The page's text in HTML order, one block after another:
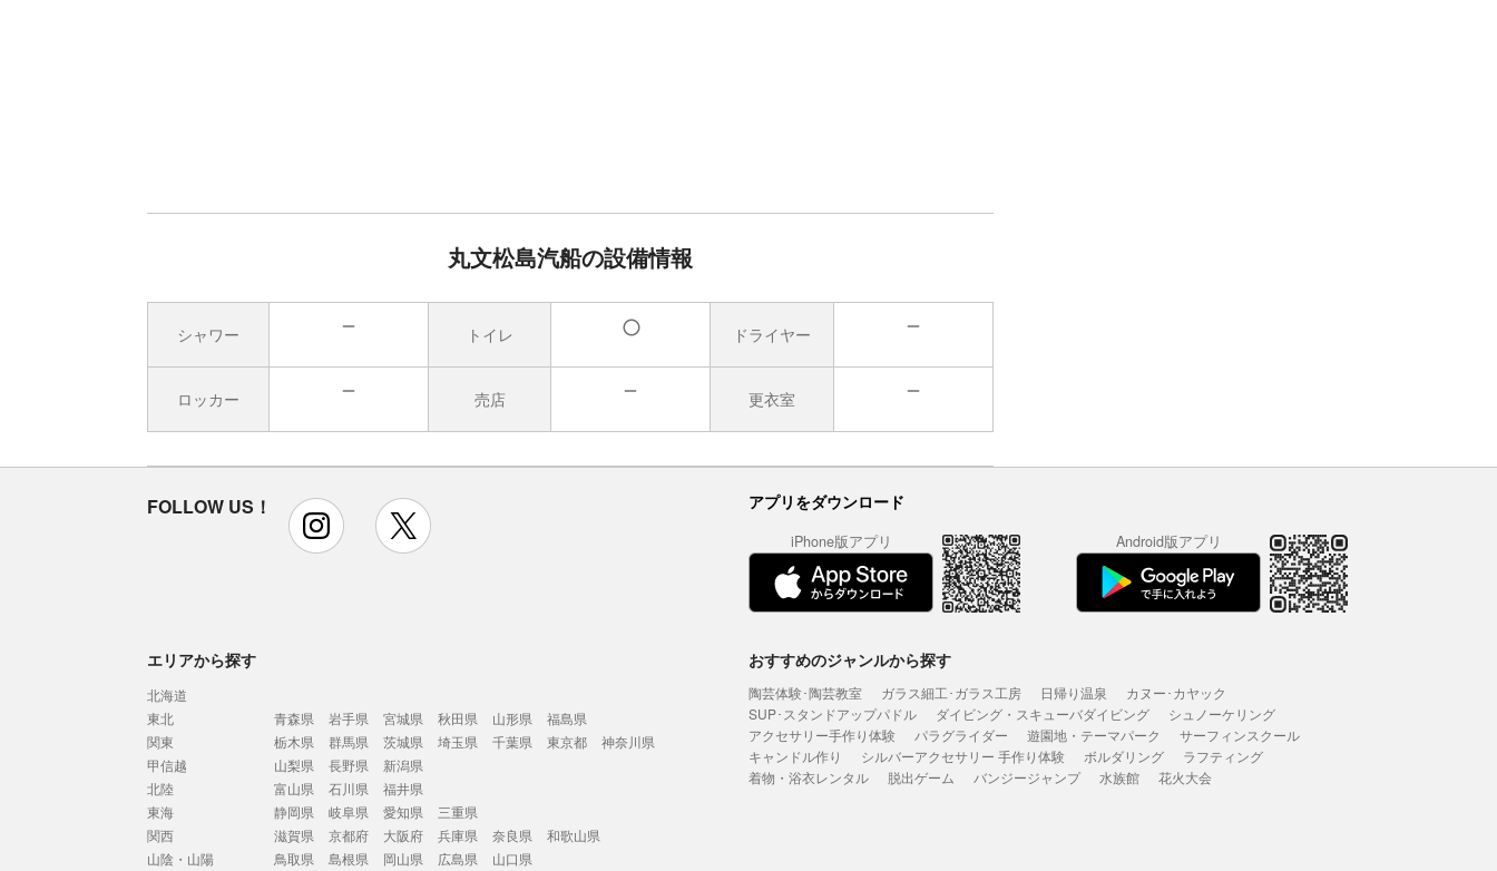
丸文松島汽船の設備情報
シャワー トイレ ドライヤー
ロッカー 売店 更衣室
FOLLOW US！ instagram アプリをダウンロード
iPhone版アプリ Android版アプリ
エリアから探す
北海道
東北
青森県 岩手県 宮城県 秋田県 山形県
福島県
関東
栃木県 群馬県 茨城県 埼玉県 千葉県 東京都
神奈川県
甲信越
山梨県 長野県
新潟県
北陸
富山県 石川県
福井県
東海
静岡県 岐阜県 愛知県
三重県
関西
滋賀県 京都府 大阪府 兵庫県 奈良県
和歌山県
山陰・山陽
鳥取県 島根県 岡山県 広島県
山口県
おすすめのジャンルから探す
陶芸体験･陶芸教室 ガラス細工･ガラス工房 日帰り温泉
カヌー･カヤック
SUP･スタンドアップパドル
ダイビング・スキューバダイビング
シュノーケリング
アクセサリー手作り体験
パラグライダー 遊園地・テーマパーク
サーフィンスクール
キャンドル作り
シルバーアクセサリー 手作り体験 ボルダリング
ラフティング
着物・浴衣レンタル
脱出ゲーム バンジージャンプ 水族館 花火大会